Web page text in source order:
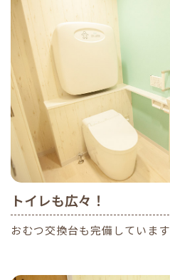
トイレも広々！
おむつ交換台も完備しています